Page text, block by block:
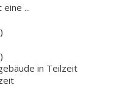
...
in Teilzeit